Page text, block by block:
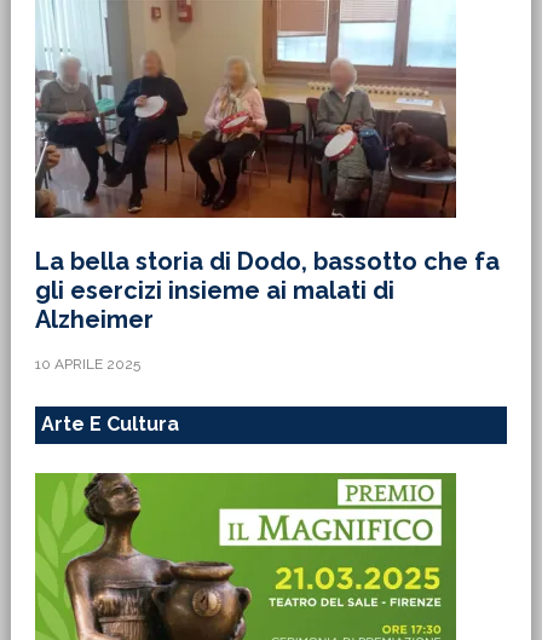
La bella storia di Dodo, bassotto che fa
gli esercizi insieme ai malati di
Alzheimer
10 APRILE 2025
Arte E Cultura